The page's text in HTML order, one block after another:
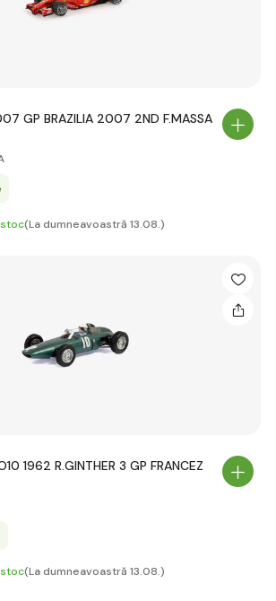
GP BRAZILIA 2007 2ND F.MASSA
(La dumneavoastră 13.08.)
1962 R.GINTHER 3 GP FRANCEZ
(La dumneavoastră 13.08.)